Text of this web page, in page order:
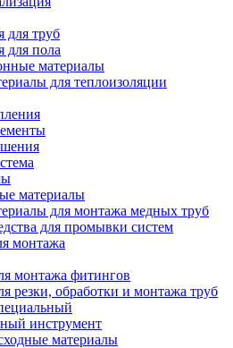
для труб
для пола
материалы
для теплоизоляции
материалы
для монтажа медных труб
для промывки систем
монтажа
монтажа фитингов
резки, обработки и монтажа труб
инструмент
материалы